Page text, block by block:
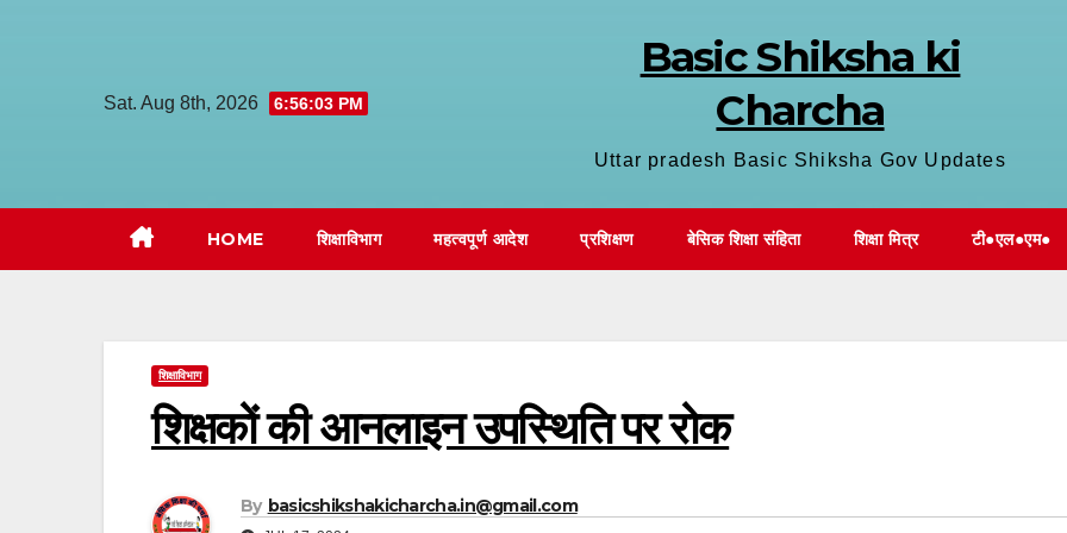
Sat. Aug 8th, 2026 6:56:04 PM
Basic Shiksha ki
Charcha
Uttar pradesh Basic Shiksha Gov Updates
HOME शिक्षाविभाग महत्वपूर्ण आदेश प्रशिक्षण बेसिक शिक्षा संहिता शिक्षा मित्र टी●एल●एम●
शिक्षाविभाग
शिक्षकों की आनलाइन उपस्थिति पर रोक
By basicshikshakicharcha.in@gmail.com